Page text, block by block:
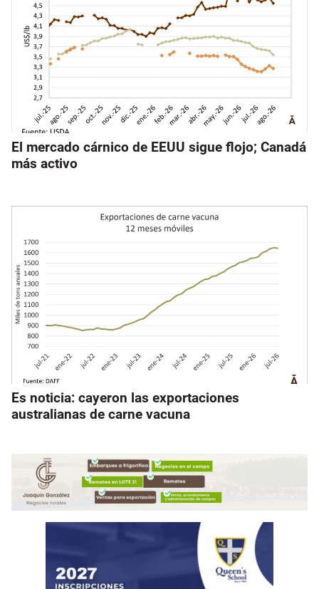
El mercado cárnico de EEUU sigue flojo; Canadá
más activo
Es noticia: cayeron las exportaciones
australianas de carne vacuna